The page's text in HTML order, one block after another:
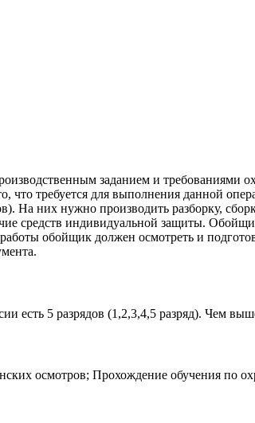
заданием и требованиями
что требуется для выполнения данной
На них нужно производить разборку,
средств индивидуальной защиты.
обойщик должен осмотреть и
5 разрядов (1,2,3,4,5 разряд). Чем
осмотров; Прохождение обучения по